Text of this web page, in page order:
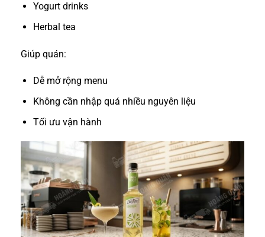
Yogurt drinks
Herbal tea
Giúp quán:
Dễ mở rộng menu
Không cần nhập quá nhiều nguyên liệu
Tối ưu vận hành